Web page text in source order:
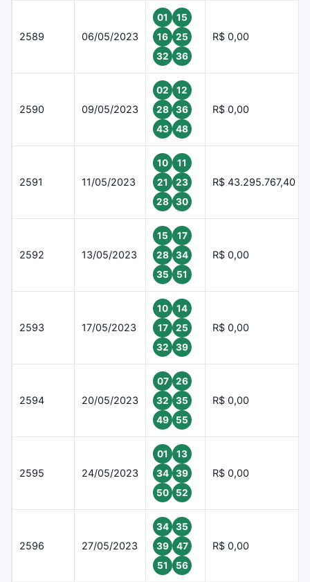
2589 06/05/2023
01
15
16
25
32
36
R$ 0,00
2590 09/05/2023
02
12
28
36
43
48
R$ 0,00
2591 11/05/2023
10
11
21
23
28
30
R$ 43.295.767,40
2592 13/05/2023
15
17
28
34
35
51
R$ 0,00
2593 17/05/2023
10
14
17
25
32
39
R$ 0,00
2594 20/05/2023
07
26
32
35
49
55
R$ 0,00
2595 24/05/2023
01
13
34
39
50
52
R$ 0,00
2596 27/05/2023
34
35
39
47
51
56
R$ 0,00